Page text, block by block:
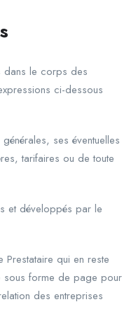
dans le corps des
ci-dessous
ses éventuelles
tarifaires ou de toute
et développés par le
qui en reste
sous forme de page pour
des entreprises